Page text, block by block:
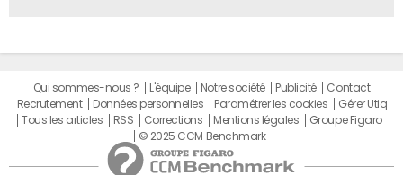
Qui sommes-nous ? L'équipe Notre société Publicité
Contact
Recrutement
Données personnelles Paramétrer les cookies
Gérer Utiq
Tous les articles
RSS Corrections Mentions légales
Groupe Figaro
© 2025 CCM Benchmark